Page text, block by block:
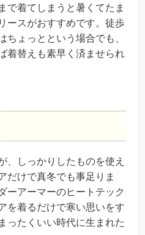
で着てしまうと暑くてたま
ースがおすすめです。徒歩
ちょっとという場合でも、
着替えも素早く済ませられ
しっかりしたものを使え
だけで真冬でも事足りま
ーアーマーのヒートテック
を着るだけで寒い思いをす
ったくいい時代に生まれた